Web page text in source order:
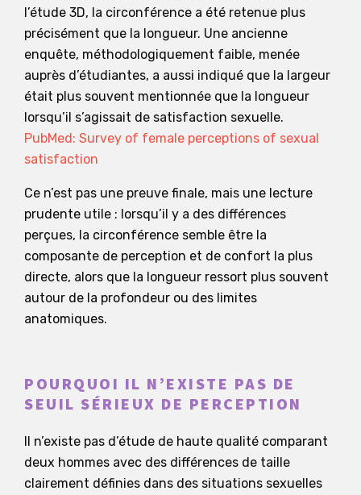
l’étude 3D, la circonférence a été retenue plus
précisément que la longueur. Une ancienne
enquête, méthodologiquement faible, menée
auprès d’étudiantes, a aussi indiqué que la largeur
était plus souvent mentionnée que la longueur
lorsqu’il s’agissait de satisfaction sexuelle.
PubMed: Survey of female perceptions of sexual
satisfaction
Ce n’est pas une preuve finale, mais une lecture
prudente utile : lorsqu’il y a des différences
perçues, la circonférence semble être la
composante de perception et de confort la plus
directe, alors que la longueur ressort plus souvent
autour de la profondeur ou des limites
anatomiques.
POURQUOI IL N’EXISTE PAS DE
SEUIL SÉRIEUX DE PERCEPTION
Il n’existe pas d’étude de haute qualité comparant
deux hommes avec des différences de taille
clairement définies dans des situations sexuelles